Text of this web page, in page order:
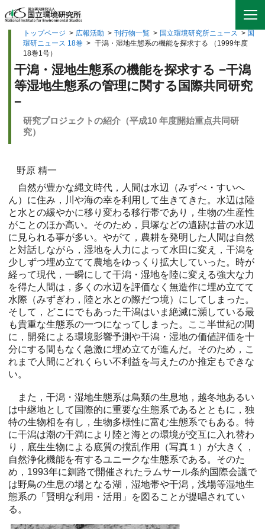
トップページ > 広報活動 > 刊行物一覧 > 国立環境研究所ニュース > 国
環研ニュース 18巻 > 干潟・湿地生態系の機能を探求する （1999年度
18巻1号）
干潟・湿地生態系の機能を探求する −干潟
等湿地生態系の管理に関する国際共同研究
−
研究プロジェクトの紹介（平成10 年度開始重点共同研
究）
野原 精一
自然が豊かな縄文時代，人間は水辺（みずべ・すいへ
ん）に住み，川や海の幸を利用して生きてきた。水辺は陸
と水との緩やかに移り変わる移行帯であり，生物の生産性
がことのほか高い。そのため，貝塚などの遺跡は昔の水辺
に見られる事が多い。やがて，農耕を発明した人間は自然
と対話しながら，湿地を人力によって水田に変え，干潟を
少しずつ埋め立てて農地をゆっくり拡大していった。時が
経って現代，一瞬にして干潟・湿地を陸に変える強大な力
を得た人間は，多くの水辺を評価なく無造作に埋め立てて
水際（みずぎわ，陸と水との際だつ境）にしてしまった。
そして，どこにでもあった干潟はいま絶滅に瀕している最
も貴重な生態系の一つになってしまった。ここ半世紀の間
に，開発による環境影響予測や干潟・湿地の価値評価を十
分にする間もなく急激に埋め立てが進んだ。そのため，こ
れまで人間にどれくらい不利益を与えたのか推定もできな
い。
また，干潟・湿地生態系は鳥類の生息地，越冬地あるい
は中継地として国際的に重要な生態系であるとともに，独
特の生物相を有し，生物多様性に富む生態系でもある。特
に干潟は潮の干満により陸と海との環境が交互に入れ替わ
り，底生生物による底質の撹乱作用（写真１）が大きく，
自然浄化機能を有するユニークな生態系である。そのた
め，1993年に釧路で開催されたラムサール条約国際会議で
は野鳥の生息の場となる湖，湿地帯や干潟，浅場等湿地生
態系の「賢明な利用・活用」を図ることが提唱されてい
る。